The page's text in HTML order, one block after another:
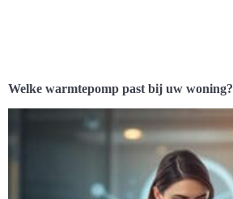
Welke warmtepomp past bij uw woning?